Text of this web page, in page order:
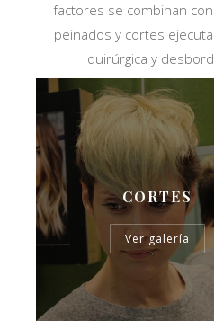
factores se combinan
peinados y cortes
quirúrgica y
CORTES
Ver galería